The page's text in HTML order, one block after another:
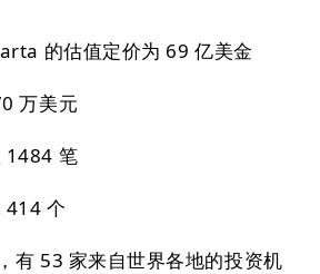
的估值定价为 69 亿美金
万美元
1484 笔
414 个
有 53 家来自世界各地的投资机